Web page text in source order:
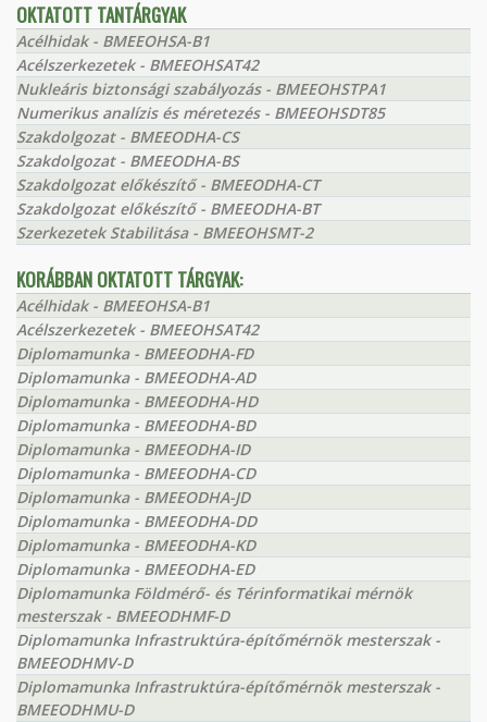
OKTATOTT TANTÁRGYAK
Acélhidak - BMEEOHSA-B1
Acélszerkezetek - BMEEOHSAT42
Nukleáris biztonsági szabályozás - BMEEOHSTPA1
Numerikus analízis és méretezés - BMEEOHSDT85
Szakdolgozat - BMEEODHA-CS
Szakdolgozat - BMEEODHA-BS
Szakdolgozat előkészítő - BMEEODHA-CT
Szakdolgozat előkészítő - BMEEODHA-BT
Szerkezetek Stabilitása - BMEEOHSMT-2
KORÁBBAN OKTATOTT TÁRGYAK:
Acélhidak - BMEEOHSA-B1
Acélszerkezetek - BMEEOHSAT42
Diplomamunka - BMEEODHA-FD
Diplomamunka - BMEEODHA-AD
Diplomamunka - BMEEODHA-HD
Diplomamunka - BMEEODHA-BD
Diplomamunka - BMEEODHA-ID
Diplomamunka - BMEEODHA-CD
Diplomamunka - BMEEODHA-JD
Diplomamunka - BMEEODHA-DD
Diplomamunka - BMEEODHA-KD
Diplomamunka - BMEEODHA-ED
Diplomamunka Földmérő- és Térinformatikai mérnök
mesterszak - BMEEODHMF-D
Diplomamunka Infrastruktúra-építőmérnök mesterszak -
BMEEODHMV-D
Diplomamunka Infrastruktúra-építőmérnök mesterszak -
BMEEODHMU-D